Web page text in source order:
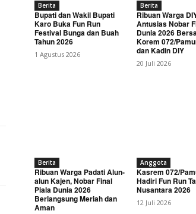
Berita
Bupati dan Wakil Bupati
Karo Buka Fun Run
Festival Bunga dan Buah
Tahun 2026
1 Agustus 2026
Berita
Ribuan Warga
Antusias Nobar
Dunia 2026
Korem 072/
dan Kadin DIY
20 Juli 2026
Berita
Ribuan Warga Padati Alun-
alun Kajen, Nobar Final
Piala Dunia 2026
Berlangsung Meriah dan
Aman
Anggota
Kasrem 072/
Hadiri Fun Run
Nusantara 2026
12 Juli 2026